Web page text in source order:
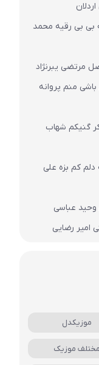
بی بی رقیه محمد
مرتضی یبرنژاد
منم پروانه
گنیکم شهاب
کم بزه علی
عباسی
امیر رضایی
موزیکدل
مختلف موزیک